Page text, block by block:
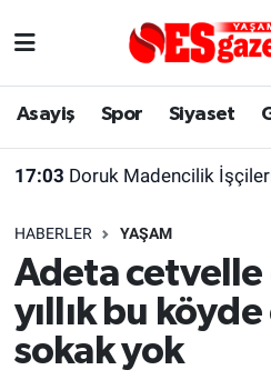
Asayiş Spor Siyaset
17:03 Doruk Madencilik
HABERLER YAŞAM
Adeta cetvelle
yıllık bu köyde
sokak yok
Asayiş
Gündem
Türkiye
Dünya
Yaşam
Eskişehirspor Arşivi
Eskişehir Arşivi
Röportaj
Eskişehir Nöbetçi
Süper Lig Puan Durumu
Tüm Manşetler
Son Dakika Haberleri